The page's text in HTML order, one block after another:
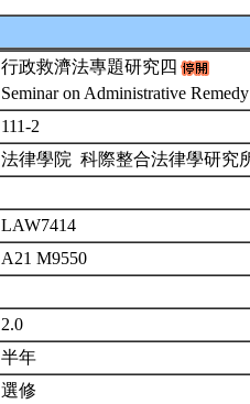
行政救濟法專題研究四
Seminar on Administrative
111-2
法律學院 科際整合法律學研
LAW7414
A21 M9550
2.0
半年
選修